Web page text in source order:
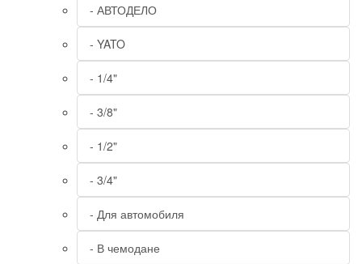
- АВТОДЕЛО
- YATO
- 1/4"
- 3/8"
- 1/2"
- 3/4"
- Для автомобиля
- В чемодане